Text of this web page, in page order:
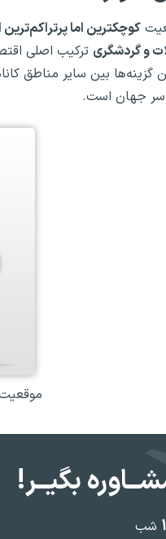
کوچکترین اما پرتراکم‌ترین
و گردشگری ترکیب اصلی
گزینه‌ها بین سایر مناطق
جهان است.
موقعیت
بگیــر!
شب